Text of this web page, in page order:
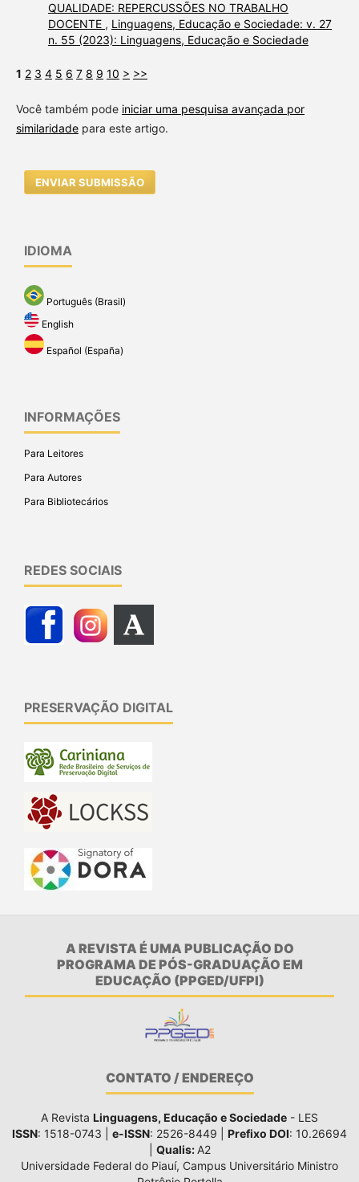
QUALIDADE: REPERCUSSÕES NO TRABALHO
DOCENTE , Linguagens, Educação e Sociedade: v. 27
n. 55 (2023): Linguagens, Educação e Sociedade
1 2 3 4 5 6 7 8 9 10 > >>
Você também pode iniciar uma pesquisa avançada por
similaridadepara este artigo.
ENVIAR SUBMISSÃO
IDIOMA
Português (Brasil)
English
Español (España)
INFORMAÇÕES
Para Leitores
Para Autores
Para Bibliotecários
REDES SOCIAIS
PRESERVAÇÃO DIGITAL
A REVISTA É UMA PUBLICAÇÃO DO
PROGRAMA DE PÓS-GRADUAÇÃO EM
EDUCAÇÃO (PPGED/UFPI)
CONTATO / ENDEREÇO
A Revista Linguagens, Educação e Sociedade - LES
ISSN: 1518-0743 | e-ISSN: 2526-8449 | Prefixo DOI: 10.26694
Qualis: A2
Universidade Federal do Piauí, Campus Universitário Ministro